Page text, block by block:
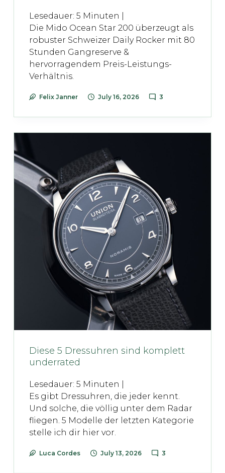
Lesedauer: 5 Minuten |
Die Mido Ocean Star 200 überzeugt als
robuster Schweizer Daily Rocker mit 80
Stunden Gangreserve &
hervorragendem Preis-Leistungs-
Verhältnis.
Felix Janner July 16, 2026 3
Diese 5 Dressuhren sind komplett
underrated
Lesedauer: 5 Minuten |
Es gibt Dressuhren, die jeder kennt.
Und solche, die völlig unter dem Radar
fliegen. 5 Modelle der letzten Kategorie
stelle ich dir hier vor.
Luca Cordes July 13, 2026 3